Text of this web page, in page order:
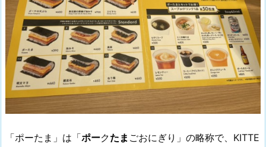
「ポーたま」は「ポークたま ごおにぎり」の略称で、KITTE